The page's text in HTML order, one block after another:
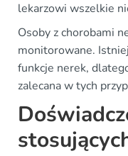
lekarzowi wszelkie
Osoby z chorobami
monitorowane.
funkcje nerek,
zalecana w tych